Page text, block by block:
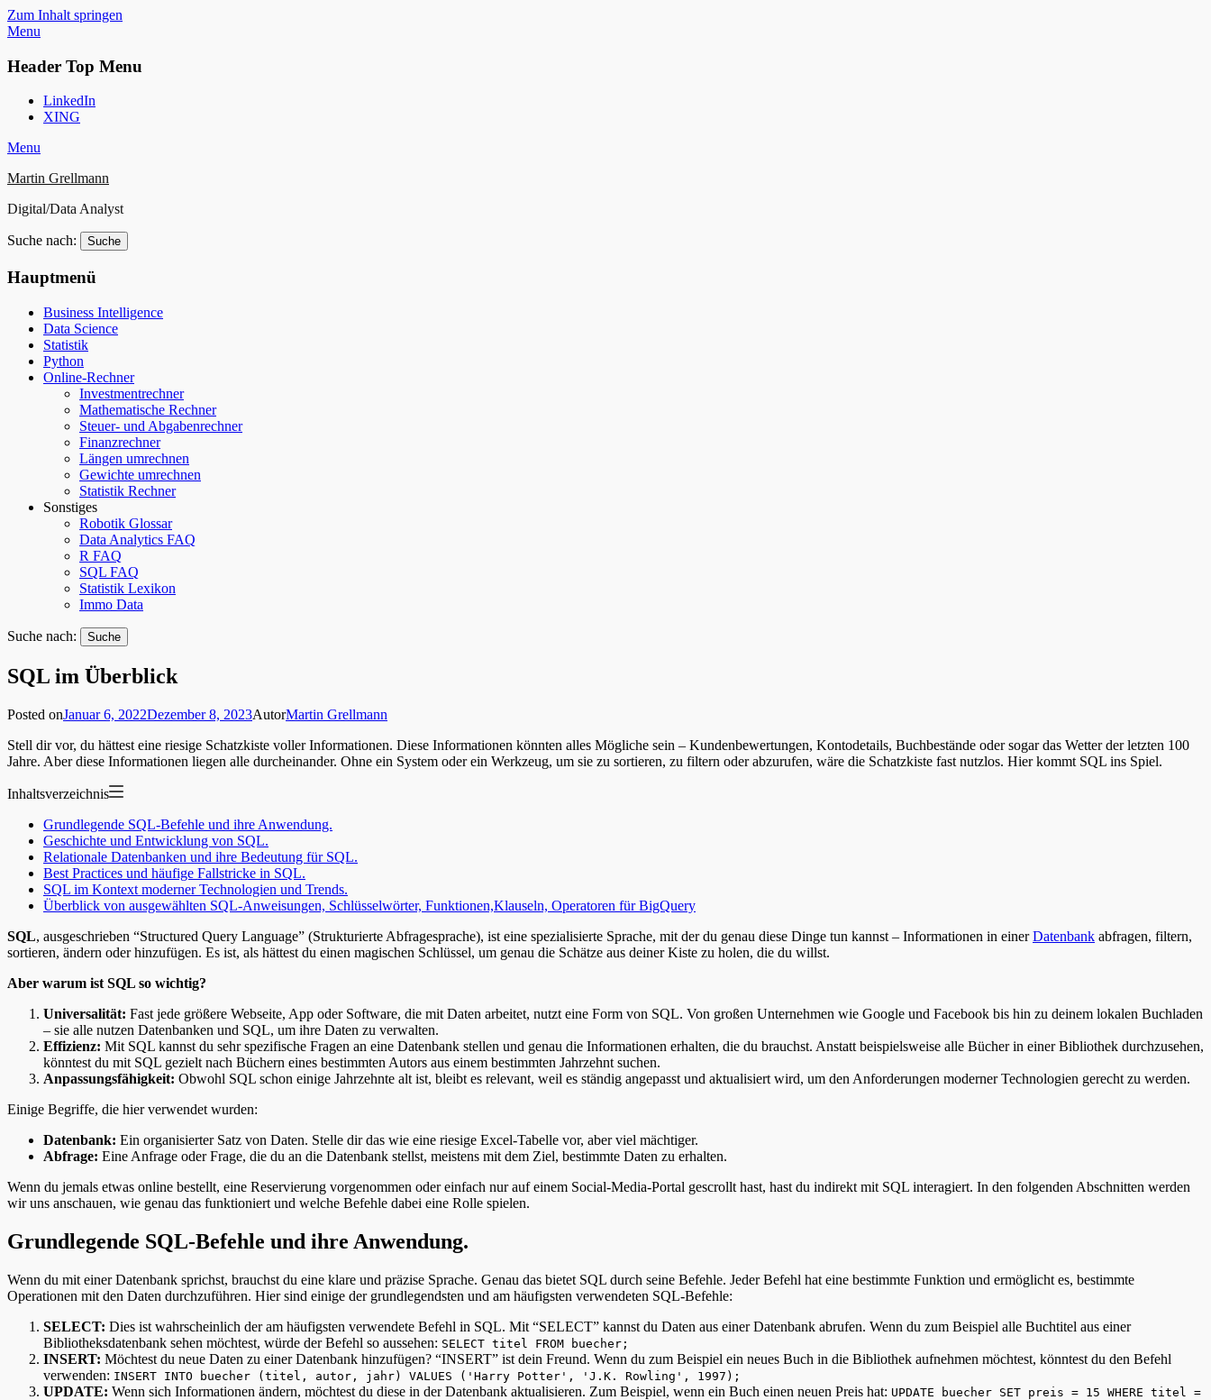
Zum Inhalt springen
Menu
Header Top Menu
LinkedIn
XING
Menu
Martin Grellmann
Digital/Data Analyst
Suche nach:
Hauptmenü
Business Intelligence
Data Science
Statistik
Python
Online-Rechner
Investmentrechner
Mathematische Rechner
Steuer- und Abgabenrechner
Finanzrechner
Längen umrechnen
Gewichte umrechnen
Statistik Rechner
Sonstiges
Robotik Glossar
Data Analytics FAQ
R FAQ
SQL FAQ
Statistik Lexikon
Immo Data
Suche nach:
SQL im Überblick
Posted onJanuar 6, 2022Dezember 8, 2023AutorMartin Grellmann
Stell dir vor, du hättest eine riesige Schatzkiste voller Informationen. Diese Informationen könnten alles Mögliche sein – Kundenbewertungen, Kontodetails, Buchbestände oder sogar das Wetter der letzten 100
Jahre. Aber diese Informationen liegen alle durcheinander. Ohne ein System oder ein Werkzeug, um sie zu sortieren, zu filtern oder abzurufen, wäre die Schatzkiste fast nutzlos. Hier kommt SQL ins Spiel.
Inhaltsverzeichnis
Grundlegende SQL-Befehle und ihre Anwendung.
Geschichte und Entwicklung von SQL.
Relationale Datenbanken und ihre Bedeutung für SQL.
Best Practices und häufige Fallstricke in SQL.
SQL im Kontext moderner Technologien und Trends.
Überblick von ausgewählten SQL-Anweisungen, Schlüsselwörter, Funktionen,Klauseln, Operatoren für BigQuery
SQL, ausgeschrieben “Structured Query Language” (Strukturierte Abfragesprache), ist eine spezialisierte Sprache, mit der du genau diese Dinge tun kannst – Informationen in einerDatenbank abfragen, filtern,
sortieren, ändern oder hinzufügen. Es ist, als hättest du einen magischen Schlüssel, um genau die Schätze aus deiner Kiste zu holen, die du willst.
Aber warum ist SQL so wichtig?
Universalität: Fast jede größere Webseite, App oder Software, die mit Daten arbeitet, nutzt eine Form von SQL. Von großen Unternehmen wie Google und Facebook bis hin zu deinem lokalen Buchladen
– sie alle nutzen Datenbanken und SQL, um ihre Daten zu verwalten.
Effizienz: Mit SQL kannst du sehr spezifische Fragen an eine Datenbank stellen und genau die Informationen erhalten, die du brauchst. Anstatt beispielsweise alle Bücher in einer Bibliothek durchzusehen,
könntest du mit SQL gezielt nach Büchern eines bestimmten Autors aus einem bestimmten Jahrzehnt suchen.
Anpassungsfähigkeit: Obwohl SQL schon einige Jahrzehnte alt ist, bleibt es relevant, weil es ständig angepasst und aktualisiert wird, um den Anforderungen moderner Technologien gerecht zu werden.
Einige Begriffe, die hier verwendet wurden:
Datenbank: Ein organisierter Satz von Daten. Stelle dir das wie eine riesige Excel-Tabelle vor, aber viel mächtiger.
Abfrage: Eine Anfrage oder Frage, die du an die Datenbank stellst, meistens mit dem Ziel, bestimmte Daten zu erhalten.
Wenn du jemals etwas online bestellt, eine Reservierung vorgenommen oder einfach nur auf einem Social-Media-Portal gescrollt hast, hast du indirekt mit SQL interagiert. In den folgenden Abschnitten werden
wir uns anschauen, wie genau das funktioniert und welche Befehle dabei eine Rolle spielen.
Grundlegende SQL-Befehle und ihre Anwendung.
Wenn du mit einer Datenbank sprichst, brauchst du eine klare und präzise Sprache. Genau das bietet SQL durch seine Befehle. Jeder Befehl hat eine bestimmte Funktion und ermöglicht es, bestimmte
Operationen mit den Daten durchzuführen. Hier sind einige der grundlegendsten und am häufigsten verwendeten SQL-Befehle:
SELECT: Dies ist wahrscheinlich der am häufigsten verwendete Befehl in SQL. Mit “SELECT” kannst du Daten aus einer Datenbank abrufen. Wenn du zum Beispiel alle Buchtitel aus einer
Bibliotheksdatenbank sehen möchtest, würde der Befehl so aussehen: SELECT titel FROM buecher;
INSERT: Möchtest du neue Daten zu einer Datenbank hinzufügen? “INSERT” ist dein Freund. Wenn du zum Beispiel ein neues Buch in die Bibliothek aufnehmen möchtest, könntest du den Befehl
verwenden: INSERT INTO buecher (titel, autor, jahr) VALUES ('Harry Potter', 'J.K. Rowling', 1997);
UPDATE: Wenn sich Informationen ändern, möchtest du diese in der Datenbank aktualisieren. Zum Beispiel, wenn ein Buch einen neuen Preis hat: UPDATE buecher SET preis = 15 WHERE titel =